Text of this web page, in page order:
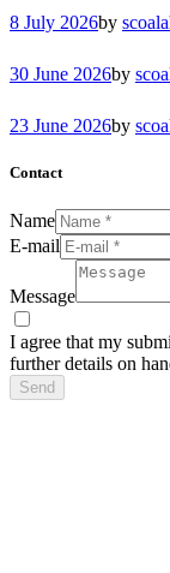
8 July 2026by
30 June 2026by
23 June 2026by
Contact
Name
E-mail
Message
I agree that my
further details on
Send